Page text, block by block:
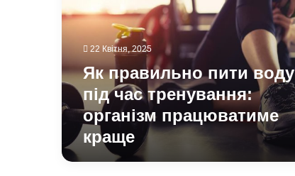
під
тренування:
організм
працюватиме
краще
22 Квітня, 2025
Як правильно пити воду
під час тренування:
організм працюватиме
краще